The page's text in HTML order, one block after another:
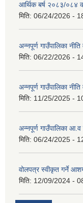
आर्थिक बर्ष २०८३/०८४
मिति: 06/24/2026 -
अन्नपूर्ण गाउँपालिका
मिति: 06/22/2026 -
अन्नपूर्ण गाउँपालिका
मिति: 11/25/2025 -
अन्नपूर्ण गाउँपालिका
मिति: 06/24/2025 -
वोलपत्र स्वीकृत गर्ने
मिति: 12/09/2024 -